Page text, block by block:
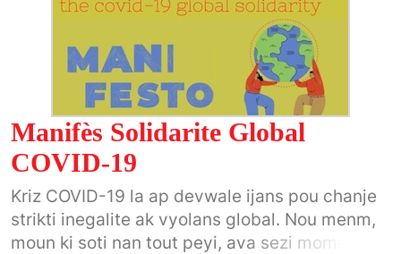
Manifès Solidarite Global
COVID-19
Kriz COVID-19 la ap devwale ijans pou chanje
strikti inegalite ak vyolans global. Nou menm,
moun ki soti nan tout peyi, ava sezi moman